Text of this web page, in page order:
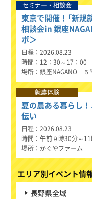
セミナー・相談会
東京で開催！「新
相談会in 銀座
ボ＞
日程
2026.08.23
時間
12：30～17：00
場所
銀座NAGANO ５
就農体験
夏の農ある暮らし
伝い
日程
2026.08.23
時間
午前９時30分～
場所
かぐやファーム
エリア別イベント情
長野県全域